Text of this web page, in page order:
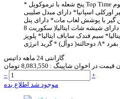
* پنج شعله با ترموکوپل Top Time
اورکلی اسپانیا* دارای مبدل صلیبی
گیر با پوشش لعاب مات* دارای پنل
* دارای شیشه شات ایتالیا( سکوریت 8
* سیم فندک ساباف ایتالیا* پلوپز
دوحالته( دوآل) * گرید انرژی A
گارانتی 24 ماهه داتیس
قیمت در اخوان شاپینگ : 8,083,550 تومان
–
+
موجود شد اطلاع بده